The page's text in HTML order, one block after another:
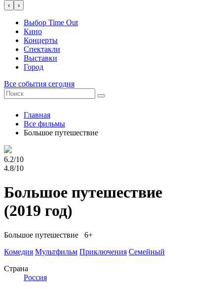
‹ ›
Выбор Time Out
Кино
Концерты
Спектакли
Выставки
Город
Все события сегодня
Главная
Все фильмы
Большое путешествие
6.2/10
4.8/10
Большое путешествие
(2019 год)
Большое путешествие 6+
Комедия Мультфильм Приключения Семейный
Страна
Россия